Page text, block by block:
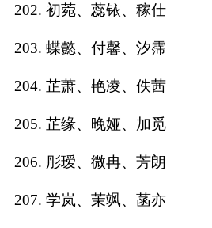
202. 初菀、蕊铱、稼仕
203. 蝶懿、付馨、汐霈
204. 芷萧、艳凌、佚茜
205. 芷缘、晚娅、加觅
206. 彤瑷、微冉、芳朗
207. 学岚、茉飒、菡亦